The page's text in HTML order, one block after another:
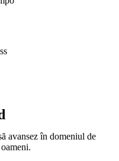
avansez în domeniul de